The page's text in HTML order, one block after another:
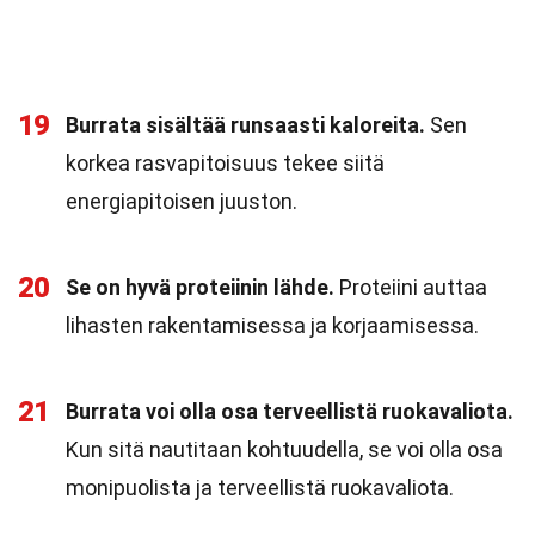
19 Burrata sisältää runsaasti kaloreita. Sen
korkea rasvapitoisuus tekee siitä
energiapitoisen juuston.
20 Se on hyvä proteiinin lähde. Proteiini auttaa
lihasten rakentamisessa ja korjaamisessa.
21
Burrata voi olla osa terveellistä ruokavaliota.
Kun sitä nautitaan kohtuudella, se voi olla osa
monipuolista ja terveellistä ruokavaliota.